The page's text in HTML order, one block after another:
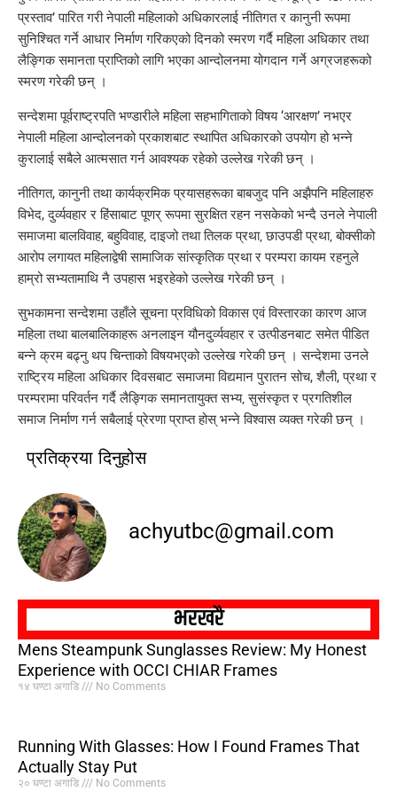
प्रस्ताव’ पारित गरी नेपाली महिलाको अधिकारलाई नीतिगत र कानुनी रूपमा
सुनिश्चित गर्ने आधार निर्माण गरिकएको दिनको स्मरण गर्दै महिला अधिकार तथा
लैङ्गिक समानता प्राप्तिको लागि भएका आन्दोलनमा योगदान गर्ने अग्रजहरूको
स्मरण गरेकी छन् ।
सन्देशमा पूर्वराष्ट्रपति भण्डारीले महिला सहभागिताको विषय ‘आरक्षण’ नभएर
नेपाली महिला आन्दोलनको प्रकाशबाट स्थापित अधिकारको उपयोग हो भन्ने
कुरालाई सबैले आत्मसात गर्न आवश्यक रहेको उल्लेख गरेकी छन् ।
नीतिगत, कानुनी तथा कार्यक्रमिक प्रयासहरूका बाबजुद पनि अझैपनि महिलाहरु
विभेद, दुर्व्यवहार र हिंसाबाट पूणर् रूपमा सुरक्षित रहन नसकेको भन्दै उनले नेपाली
समाजमा बालविवाह‚ बहुविवाह‚ दाइजो तथा तिलक प्रथा‚ छाउपडी प्रथा‚ बोक्सीको
आरोप लगायत महिलाद्वेषी सामाजिक सांस्कृतिक प्रथा र परम्परा कायम रहनुले
हाम्रो सभ्यतामाथि नै उपहास भइरहेको उल्लेख गरेकी छन् ।
सुभकामना सन्देशमा उहाँले सूचना प्रविधिको विकास एवं विस्तारका कारण आज
महिला तथा बालबालिकाहरू अनलाइन यौनदुर्व्यवहार र उत्पीडनबाट समेत पीडित
बन्ने क्रम बढ्नु थप चिन्ताको विषयभएको उल्लेख गरेकी छन् । सन्देशमा उनले
राष्ट्रिय महिला अधिकार दिवसबाट समाजमा विद्यमान पुरातन सोच, शैली, प्रथा र
परम्परामा परिवर्तन गर्दै लैङ्गिक समानतायुक्त सभ्य‚ सुसंस्कृत र प्रगतिशील
समाज निर्माण गर्न सबैलाई प्रेरणा प्राप्त होस् भन्ने विश्वास व्यक्त गरेकी छन् ।
प्रतिक्रया दिनुहोस
achyutbc@gmail.com
भरखरै
Mens Steampunk Sunglasses Review: My Honest
Experience with OCCI CHIAR Frames
१४ घण्टा अगाडि No Comments
Running With Glasses: How I Found Frames That
Actually Stay Put
२० घण्टा अगाडि No Comments